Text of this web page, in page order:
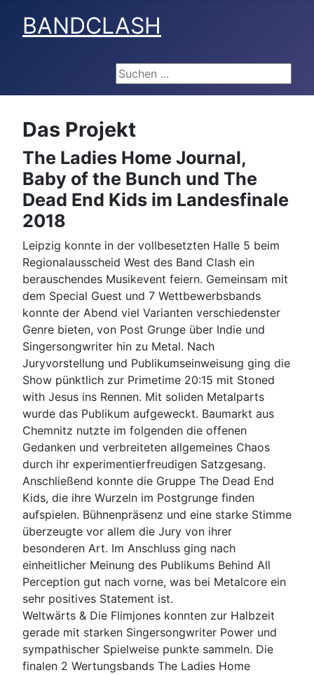
BANDCLASH
Suchen ...
Das Projekt
The Ladies Home Journal,
Baby of the Bunch und The
Dead End Kids im Landesfinale
2018
Leipzig konnte in der vollbesetzten Halle 5 beim
Regionalausscheid West des Band Clash ein
berauschendes Musikevent feiern. Gemeinsam mit
dem Special Guest und 7 Wettbewerbsbands
konnte der Abend viel Varianten verschiedenster
Genre bieten, von Post Grunge über Indie und
Singersongwriter hin zu Metal. Nach
Juryvorstellung und Publikumseinweisung ging die
Show pünktlich zur Primetime 20:15 mit Stoned
with Jesus ins Rennen. Mit soliden Metalparts
wurde das Publikum aufgeweckt. Baumarkt aus
Chemnitz nutzte im folgenden die offenen
Gedanken und verbreiteten allgemeines Chaos
durch ihr experimentierfreudigen Satzgesang.
Anschließend konnte die Gruppe The Dead End
Kids, die ihre Wurzeln im Postgrunge finden
aufspielen. Bühnenpräsenz und eine starke Stimme
überzeugte vor allem die Jury von ihrer
besonderen Art. Im Anschluss ging nach
einheitlicher Meinung des Publikums Behind All
Perception gut nach vorne, was bei Metalcore ein
sehr positives Statement ist.
Weltwärts & Die Flimjones konnten zur Halbzeit
gerade mit starken Singersongwriter Power und
sympathischer Spielweise punkte sammeln. Die
finalen 2 Wertungsbands The Ladies Home